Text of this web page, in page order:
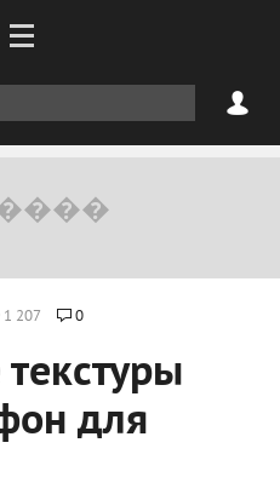
1 207 0
для